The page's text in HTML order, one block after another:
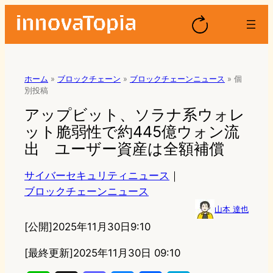
ホーム » ブロックチェーン » ブロックチェーンニュース » 個
別投稿
アップビット、ソラナ系ウォレ
ット脆弱性で約445億ウォン流
出 ユーザー資産は全額補償
サイバーセキュリティニュース ｜
ブロックチェーンニュース
山本 達也
[公開]2025年11月30日9:10
[最終更新]2025年11月30日 09:10